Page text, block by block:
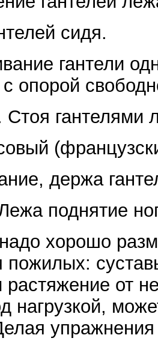
сидя.
гантели
опорой
гантелями
(
держа
поднятие
хорошо
пожилых:
растяжение от
нагрузкой,